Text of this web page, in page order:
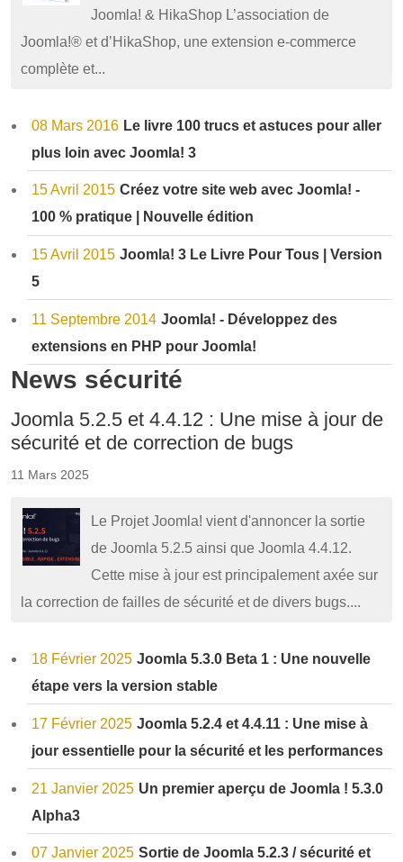
Joomla! & HikaShop L’association de
Joomla!® et d’HikaShop, une extension e-commerce
complète et...
08 Mars 2016 Le livre 100 trucs et astuces pour aller
plus loin avec Joomla! 3
15 Avril 2015 Créez votre site web avec Joomla! -
100 % pratique | Nouvelle édition
15 Avril 2015 Joomla! 3 Le Livre Pour Tous | Version
5
11 Septembre 2014 Joomla! - Développez des
extensions en PHP pour Joomla!
News sécurité
Joomla 5.2.5 et 4.4.12 : Une mise à jour de
sécurité et de correction de bugs
11 Mars 2025
Le Projet Joomla! vient d'annoncer la sortie
de Joomla 5.2.5 ainsi que Joomla 4.4.12.
Cette mise à jour est principalement axée sur
la correction de failles de sécurité et de divers bugs....
18 Février 2025 Joomla 5.3.0 Beta 1 : Une nouvelle
étape vers la version stable
17 Février 2025 Joomla 5.2.4 et 4.4.11 : Une mise à
jour essentielle pour la sécurité et les performances
21 Janvier 2025 Un premier aperçu de Joomla ! 5.3.0
Alpha3
07 Janvier 2025 Sortie de Joomla 5.2.3 / sécurité et